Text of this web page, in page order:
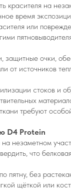
красителя на
время
или
защитные очки,
от источников
стоков и
требуют
D4 Protein
на незаметном
что
пятну, без
щёткой или